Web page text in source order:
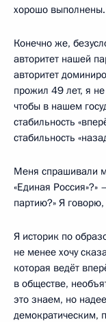
хорошо выполнены.
Конечно же,
авторитет нашей
авторитет
прожил 49 лет, я
чтобы в нашем
стабильность
стабильность
Меня спрашивали
«Единая
партию?» Я
Я историк по
не менее хочу
которая ведёт
в обществе,
это знаем, но
демократическим,